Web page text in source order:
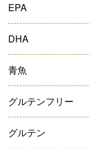
EPA
DHA
青魚
グルテンフリー
グルテン